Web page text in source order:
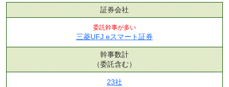
証券会社
委託幹事が多い
三菱UFJ eスマート証券
幹事数計
（委託含む）
23社